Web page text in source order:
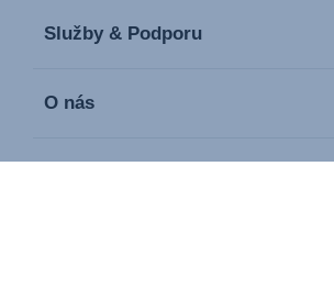
Služby & Podporu
O nás